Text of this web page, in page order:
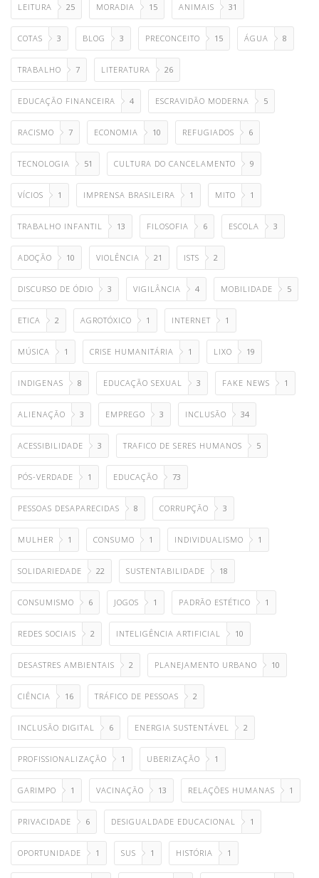
LEITURA 25 MORADIA 15 ANIMAIS 31
COTAS 3 BLOG 3 PRECONCEITO 15 ÁGUA 8
TRABALHO 7 LITERATURA 26
EDUCAÇÃO FINANCEIRA 4 ESCRAVIDÃO MODERNA 5
RACISMO 7 ECONOMIA 10 REFUGIADOS 6
TECNOLOGIA 51 CULTURA DO CANCELAMENTO 9
VÍCIOS 1 IMPRENSA BRASILEIRA 1 MITO 1
TRABALHO INFANTIL 13 FILOSOFIA 6 ESCOLA 3
ADOÇÃO 10 VIOLÊNCIA 21 ISTS 2
DISCURSO DE ÓDIO 3 VIGILÂNCIA 4 MOBILIDADE 5
ETICA 2 AGROTÓXICO 1 INTERNET 1
MÚSICA 1 CRISE HUMANITÁRIA 1 LIXO 19
INDIGENAS 8 EDUCAÇÃO SEXUAL 3 FAKE NEWS 1
ALIENAÇÃO 3 EMPREGO 3 INCLUSÃO 34
ACESSIBILIDADE 3 TRAFICO DE SERES HUMANOS 5
PÓS-VERDADE 1 EDUCAÇÃO 73
PESSOAS DESAPARECIDAS 8 CORRUPÇÃO 3
MULHER 1 CONSUMO 1 INDIVIDUALISMO 1
SOLIDARIEDADE 22 SUSTENTABILIDADE 18
CONSUMISMO 6 JOGOS 1 PADRÃO ESTÉTICO 1
REDES SOCIAIS 2 INTELIGÊNCIA ARTIFICIAL 10
DESASTRES AMBIENTAIS 2 PLANEJAMENTO URBANO 10
CIÊNCIA 16 TRÁFICO DE PESSOAS 2
INCLUSÃO DIGITAL 6 ENERGIA SUSTENTÁVEL 2
PROFISSIONALIZAÇÃO 1 UBERIZAÇÃO 1
GARIMPO 1 VACINAÇÃO 13 RELAÇÕES HUMANAS 1
PRIVACIDADE 6 DESIGUALDADE EDUCACIONAL 1
OPORTUNIDADE 1 SUS 1 HISTÓRIA 1